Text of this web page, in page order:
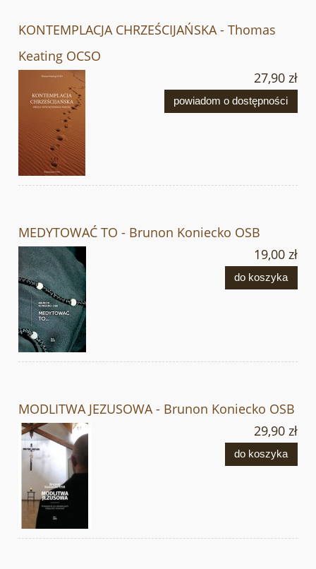
KONTEMPLACJA CHRZEŚCIJAŃSKA - Thomas
Keating OCSO
27,90 zł
powiadom o dostępności
MEDYTOWAĆ TO - Brunon Koniecko OSB
19,00 zł
do koszyka
MODLITWA JEZUSOWA - Brunon Koniecko OSB
29,90 zł
do koszyka